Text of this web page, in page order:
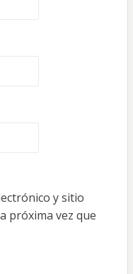
y sitio
próxima vez que